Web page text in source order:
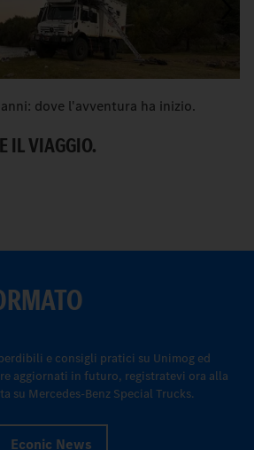
dove l'avventura ha inizio.
IL VIAGGIO.
e consigli pratici su Unimog ed
aggiornati in futuro, registratevi ora alla
su Mercedes-Benz Special Trucks.
Econic News